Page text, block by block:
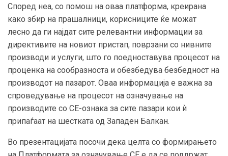
Според неа, со помош на оваа платформа, креирана
како збир на прашалници, корисниците ќе можат
лесно да ги најдат сите релевантни информации за
директивите на новиот пристап, поврзани со нивните
производи и услуги, што го поедноставува процесот на
проценка на сообразноста и обезбедува безбедност на
производот на пазарот. Оваа информација е важна за
спроведување на процесот на означување на
производите со CE-ознака за сите пазари кои ѝ
припаѓаат на шестката од Западен Балкан.
Во презентацијата посочи дека целта со формирањето